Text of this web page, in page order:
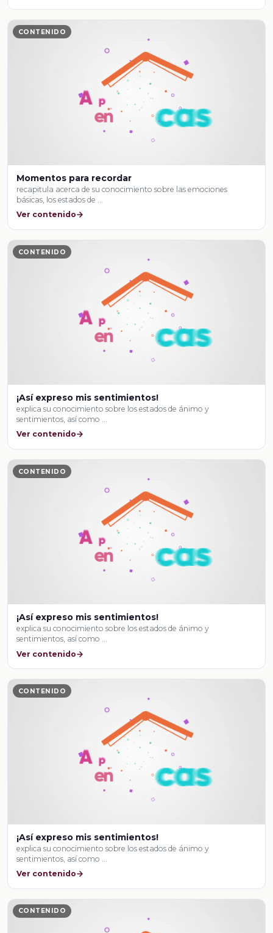
CONTENIDO
Momentos para recordar
recapitula acerca de su conocimiento sobre las emociones
básicas, los estados de …
Ver contenido
CONTENIDO
¡Así expreso mis sentimientos!
explica su conocimiento sobre los estados de ánimo y
sentimientos, así como …
Ver contenido
CONTENIDO
¡Así expreso mis sentimientos!
explica su conocimiento sobre los estados de ánimo y
sentimientos, así como …
Ver contenido
CONTENIDO
¡Así expreso mis sentimientos!
explica su conocimiento sobre los estados de ánimo y
sentimientos, así como …
Ver contenido
CONTENIDO